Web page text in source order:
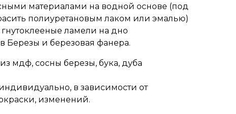
материалами на водной основе (под
полиуретановым лаком или эмалью)
ламели на дно
Березы и березовая фанера.
мдф, сосны березы, бука, дуба
в зависимости от
изменений.